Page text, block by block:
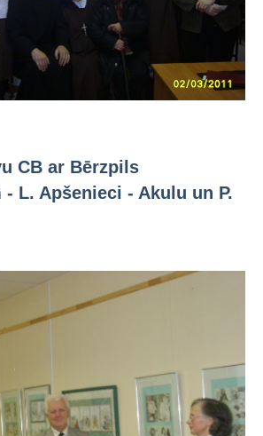
CB ar Bērzpils
L. Apšenieci - Akulu un P.